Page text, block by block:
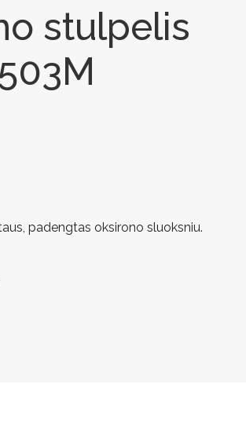
stulpelis
padengtas oksirono sluoksniu.